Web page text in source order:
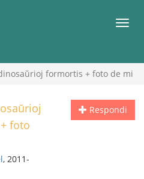
formortis + foto de mi
Respondi
foto
, 2011-